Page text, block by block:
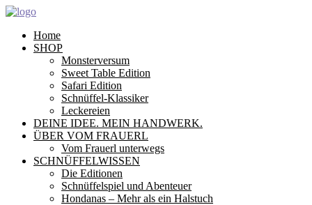
Home
SHOP
Monsterversum
Sweet Table Edition
Safari Edition
Schnüffel-Klassiker
Leckereien
DEINE IDEE. MEIN HANDWERK.
ÜBER VOM FRAUERL
Vom Frauerl unterwegs
SCHNÜFFELWISSEN
Die Editionen
Schnüffelspiel und Abenteuer
Hondanas – Mehr als ein Halstuch